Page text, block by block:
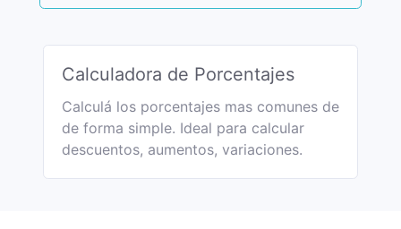
Calculadora de Porcentajes
Calculá los porcentajes mas comunes de
de forma simple. Ideal para calcular
descuentos, aumentos, variaciones.